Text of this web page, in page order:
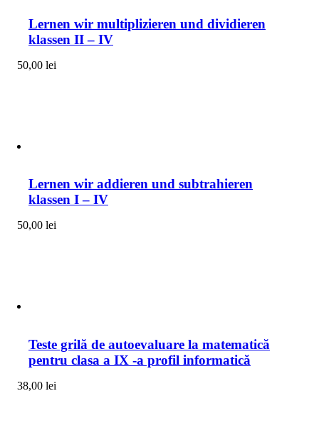
Lernen wir multiplizieren und dividieren
klassen II – IV
50,00 lei
Lernen wir addieren und subtrahieren
klassen I – IV
50,00 lei
Teste grilă de autoevaluare la matematică
pentru clasa a IX -a profil informatică
38,00 lei